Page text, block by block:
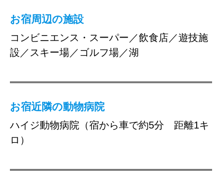
お宿周辺の施設
コンビニエンス・スーパー／飲食店／遊技施
設／スキー場／ゴルフ場／湖
お宿近隣の動物病院
ハイジ動物病院（宿から車で約5分 距離1キ
ロ）